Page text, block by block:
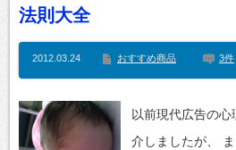
法則大全
2012.03.24 おすすめ商品 3件
以前現代広告の
介しましたが、